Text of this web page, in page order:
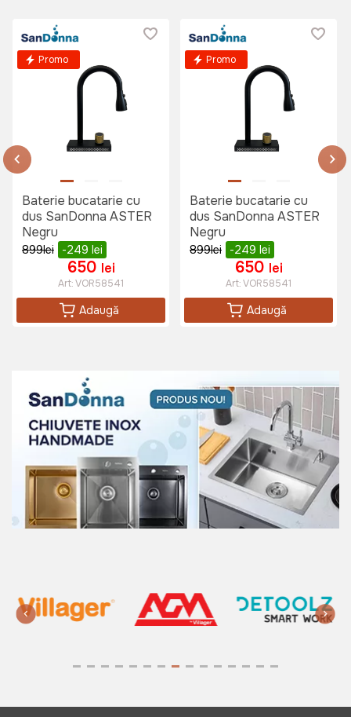
Promo
Baterie bucatarie cu
dus SanDonna ASTER
Negru
899lei -249 lei
650 lei
Art:VOR58541
Adaugă
Promo
Baterie bucatarie cu
dus SanDonna ASTER
Negru
899lei -249 lei
650 lei
Art:VOR58541
Adaugă